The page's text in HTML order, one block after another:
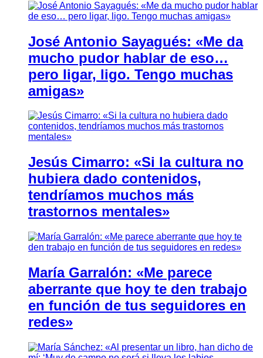
José Antonio Sayagués: «Me da
mucho pudor hablar de eso…
pero ligar, ligo. Tengo muchas
amigas»
Jesús Cimarro: «Si la cultura no
hubiera dado contenidos,
tendríamos muchos más
trastornos mentales»
María Garralón: «Me parece
aberrante que hoy te den trabajo
en función de tus seguidores en
redes»